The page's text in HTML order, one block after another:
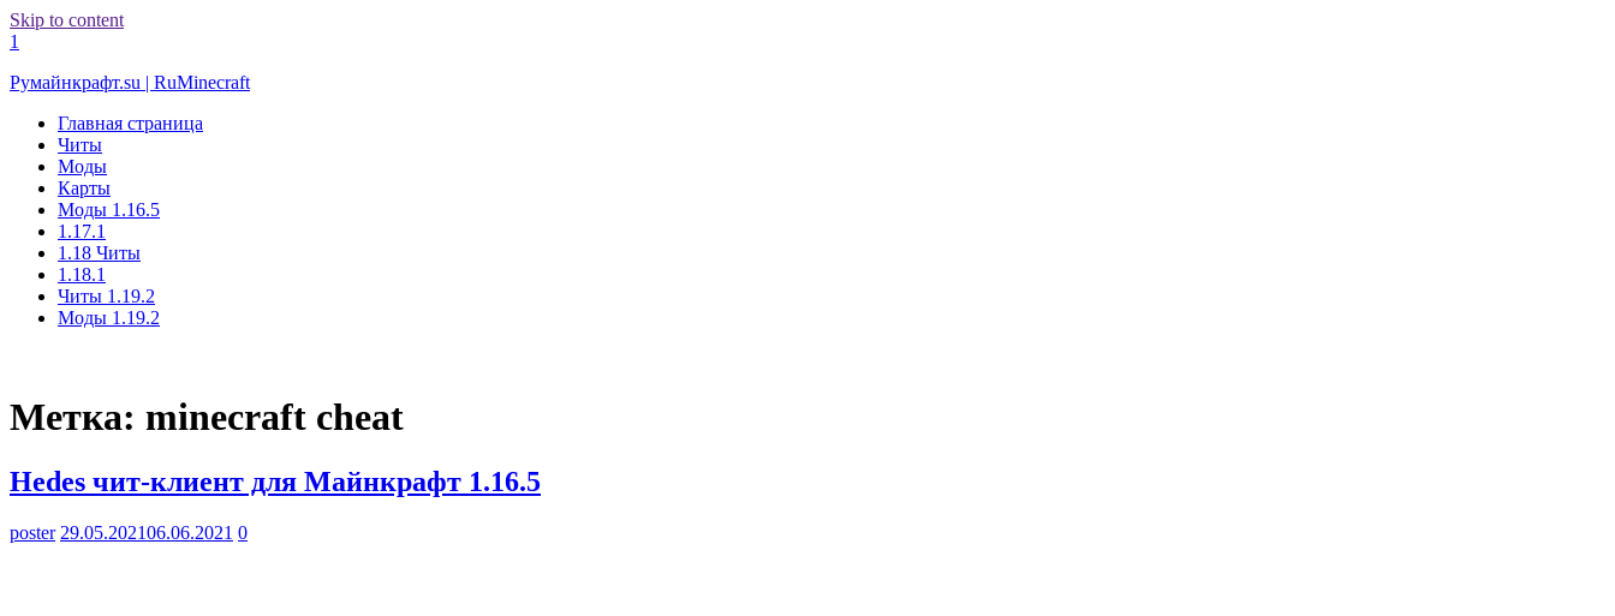
Skip to content
1
Румайнкрафт.su | RuMinecraft
Главная страница
Читы
Моды
Карты
Моды 1.16.5
1.17.1
1.18 Читы
1.18.1
Читы 1.19.2
Моды 1.19.2
Метка: minecraft cheat
Hedes чит-клиент для Майнкрафт 1.16.5
poster 29.05.202106.06.2021 0